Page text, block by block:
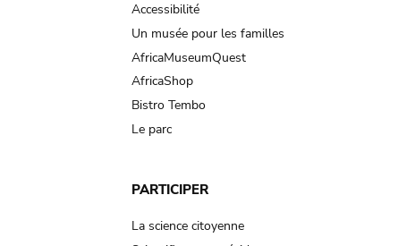
Accessibilité
Un musée pour les familles
AfricaMuseumQuest
AfricaShop
Bistro Tembo
Le parc
PARTICIPER
La science citoyenne